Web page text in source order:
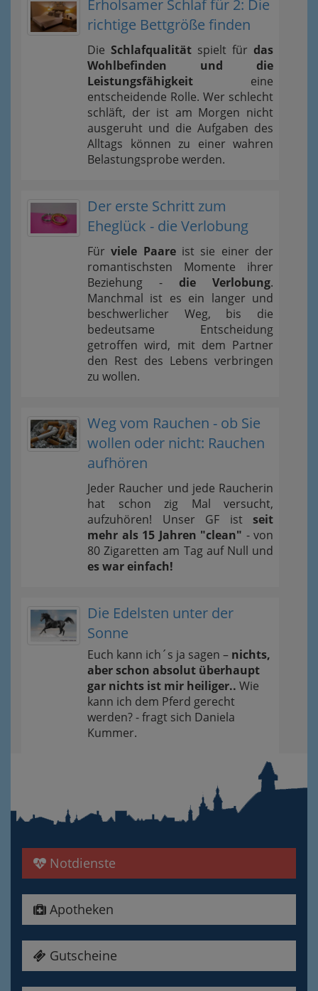
Erholsamer Schlaf für 2: Die
richtige Bettgröße finden
Die Schlafqualität spielt für das
Wohlbefinden und die
Leistungsfähigkeit eine
entscheidende Rolle. Wer schlecht
schläft, der ist am Morgen nicht
ausgeruht und die Aufgaben des
Alltags können zu einer wahren
Belastungsprobe werden.
Der erste Schritt zum
Eheglück - die Verlobung
Fürviele Paareist sie einer der
romantischsten Momente ihrer
Beziehung - die Verlobung.
Manchmal ist es ein langer und
beschwerlicher Weg, bis die
bedeutsame Entscheidung
getroffen wird, mit dem Partner
den Rest des Lebens verbringen
zu wollen.
Weg vom Rauchen - ob Sie
wollen oder nicht: Rauchen
aufhören
Jeder Raucher und jede Raucherin
hat schon zig Mal versucht,
aufzuhören! Unser GF ist seit
mehr als 15 Jahren "clean" - von
80 Zigaretten am Tag auf Null und
es war einfach!
Die Edelsten unter der
Sonne
Euch kann ich´s ja sagen – nichts,
aber schon absolut überhaupt
gar nichts ist mir heiliger.. Wie
kann ich dem Pferd gerecht
werden? - fragt sich Daniela
Kummer.
Notdienste
Apotheken
Gutscheine